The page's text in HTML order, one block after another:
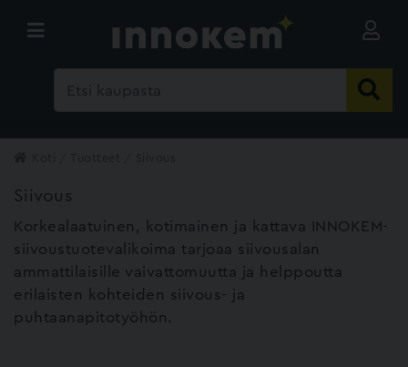
Siivous
Korkealaatuinen, kotimainen ja kattava INNOKEM-
siivoustuotevalikoima tarjoaa siivousalan
ammattilaisille vaivattomuutta ja helppoutta
erilaisten kohteiden siivous- ja
puhtaanapitotyöhön.